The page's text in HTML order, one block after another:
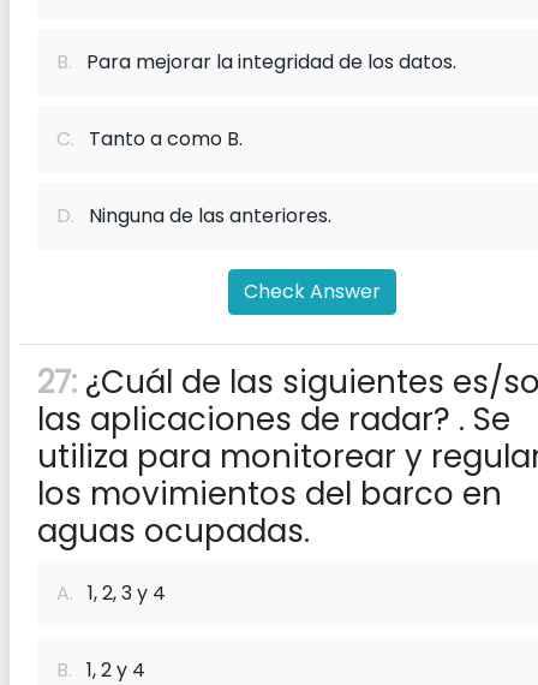
B. Para mejorar la integridad de los datos.
C. Tanto a como B.
D. Ninguna de las anteriores.
Check Answer
27: ¿Cuál de las siguientes es/
las aplicaciones de radar? . Se
utiliza para monitorear y
los movimientos del barco en
aguas ocupadas.
A. 1, 2, 3 y 4
B. 1, 2 y 4